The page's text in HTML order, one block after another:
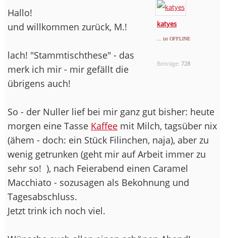
katyes
... ist OFFLINE
Beiträge:728
Hallo!
und willkommen zurück, M.!
lach! "Stammtischthese" - das
merk ich mir - mir gefällt die
übrigens auch!
So - der Nuller lief bei mir ganz gut bisher: heute
morgen eine Tasse Kaffee mit Milch, tagsüber nix
(ähem - doch: ein Stück Filinchen, naja), aber zu
wenig getrunken (geht mir auf Arbeit immer zu
sehr so! ), nach Feierabend einen Caramel
Macchiato - sozusagen als Bekohnung und
Tagesabschluss.
Jetzt trink ich noch viel.